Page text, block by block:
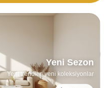
Yeni Sezon
Yeni trendler, yeni koleksiyonlar